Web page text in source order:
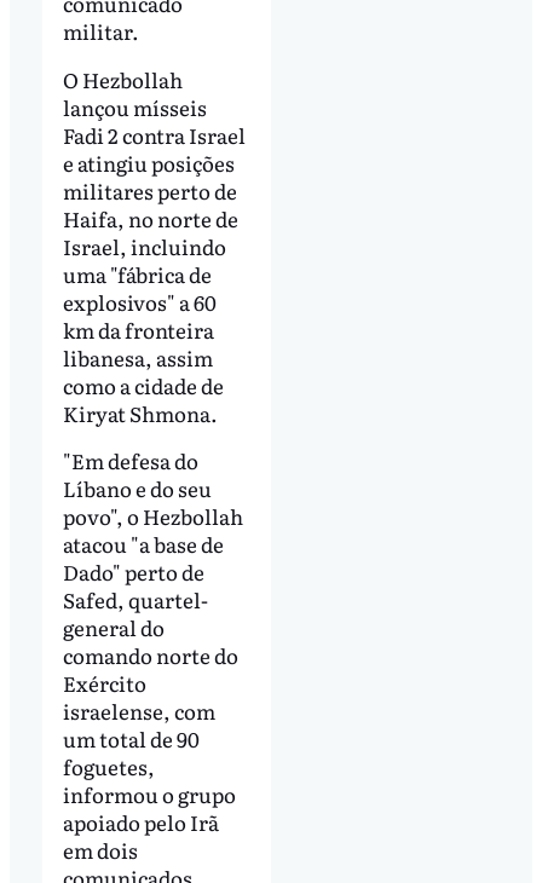
militar.
O Hezbollah
lançou mísseis
Fadi 2 contra Israel
e atingiu posições
militares perto de
Haifa, no norte de
Israel, incluindo
uma "fábrica de
explosivos" a 60
km da fronteira
libanesa, assim
como a cidade de
Kiryat Shmona.
"Em defesa do
Líbano e do seu
povo", o Hezbollah
atacou "a base de
Dado" perto de
Safed, quartel-
general do
comando norte do
Exército
israelense, com
um total de 90
foguetes,
informou o grupo
apoiado pelo Irã
em dois